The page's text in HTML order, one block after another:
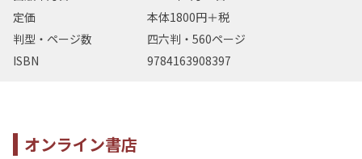
定価
本体1800円＋税
判型・ページ数
四六判・560ページ
ISBN
9784163908397
オンライン書店